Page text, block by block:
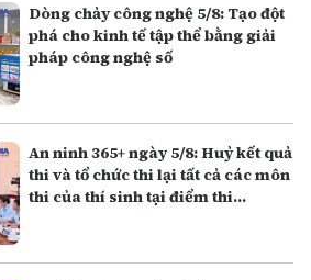
Dòng chảy công nghệ 5/8: Tạo đột
phá cho kinh tế tập thể bằng giải
pháp công nghệ số
An ninh 365+ ngày 5/8: Huỷ kết quả
thi và tổ chức thi lại tất cả các môn
thi của thí sinh tại điểm thi